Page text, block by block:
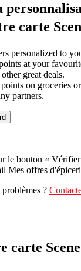
carte
personalized to
at your
great deals.
on groceries
partners.
le bouton «
Mes offres
?
carte